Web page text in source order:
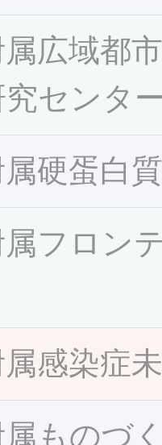
広域都
センタ
硬蛋白
フロン
感染症
ものづ